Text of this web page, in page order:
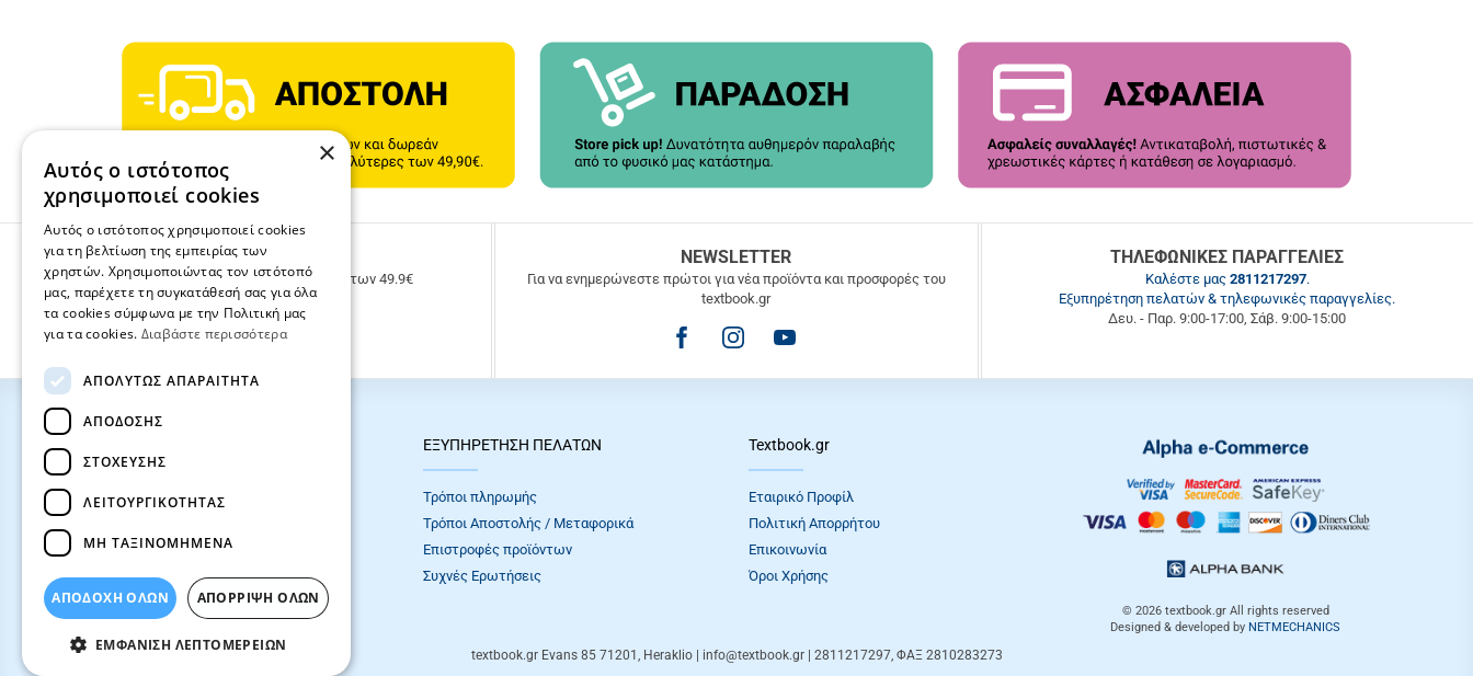
ΔΩΡΕΑΝ ΜΕΤΑΦΟΡΙΚΑ
Δωρεάν μεταφορικά για παραγγελίες άνω των 49.9€
NEWSLETTER
Για να ενημερώνεστε πρώτοι για νέα προϊόντα και προσφορές του
textbook.gr
ΤΗΛΕΦΩΝΙΚΕΣ ΠΑΡΑΓΓΕΛΙΕΣ
Καλέστε μας 2811217297.
Εξυπηρέτηση πελατών & τηλεφωνικές παραγγελίες.
Δευ. - Παρ. 9:00-17:00, Σάβ. 9:00-15:00
ΣΧΟΛΙΚΕΣ ΤΣΑΝΤΕΣ
ΕΞΥΠΗΡΕΤΗΣΗ ΠΕΛΑΤΩΝ
Τρόποι πληρωμής
Τρόποι Αποστολής / Μεταφορικά
Επιστροφές προϊόντων
Συχνές Eρωτήσεις
Textbook.gr
Εταιρικό Προφίλ
Πολιτική Απορρήτου
Επικοινωνία
Όροι Xρήσης
© 2026 textbook.grAll rights reserved
Designed & developed by NETMECHANICS
textbook.gr Evans 85 71201 , Heraklio | info@textbook.gr | 2811217297, ΦΑΞ 2810283273
×
Αυτός ο ιστότοπος
χρησιμοποιεί cookies
Αυτός ο ιστότοπος χρησιμοποιεί cookies
για τη βελτίωση της εμπειρίας των
χρηστών. Χρησιμοποιώντας τον ιστότοπό
μας, παρέχετε τη συγκατάθεσή σας για όλα
τα cookies σύμφωνα με την Πολιτική μας
για τα cookies. Διαβάστε περισσότερα
ΑΠΟΛΎΤΩΣ ΑΠΑΡΑΊΤΗΤΑ
ΑΠΌΔΟΣΗΣ
ΣΤΌΧΕΥΣΗΣ
ΛΕΙΤΟΥΡΓΙΚΌΤΗΤΑΣ
ΜΗ ΤΑΞΙΝΟΜΗΜΈΝΑ
ΑΠΟΔΟΧΗ ΟΛΩΝ ΑΠΌΡΡΙΨΗ ΌΛΩΝ
ΕΜΦΆΝΙΣΗ ΛΕΠΤΟΜΕΡΕΙΏΝ